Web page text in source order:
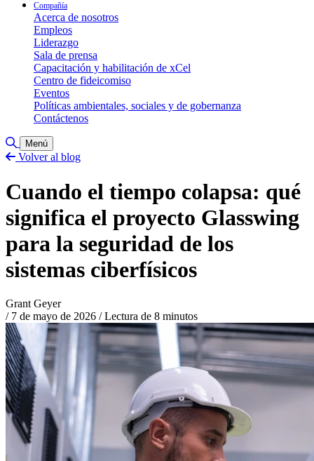
Compañía
Acerca de nosotros
Empleos
Liderazgo
Sala de prensa
Capacitación y habilitación de xCel
Centro de fideicomiso
Eventos
Políticas ambientales, sociales y de gobernanza
Contáctenos
Alternar búsqueda
Menú
Volver al blog
Cuando el tiempo colapsa: qué
significa el proyecto Glasswing
para la seguridad de los
sistemas ciberfísicos
Grant Geyer
/ 7 de mayo de 2026 /Lectura de 8 minutos